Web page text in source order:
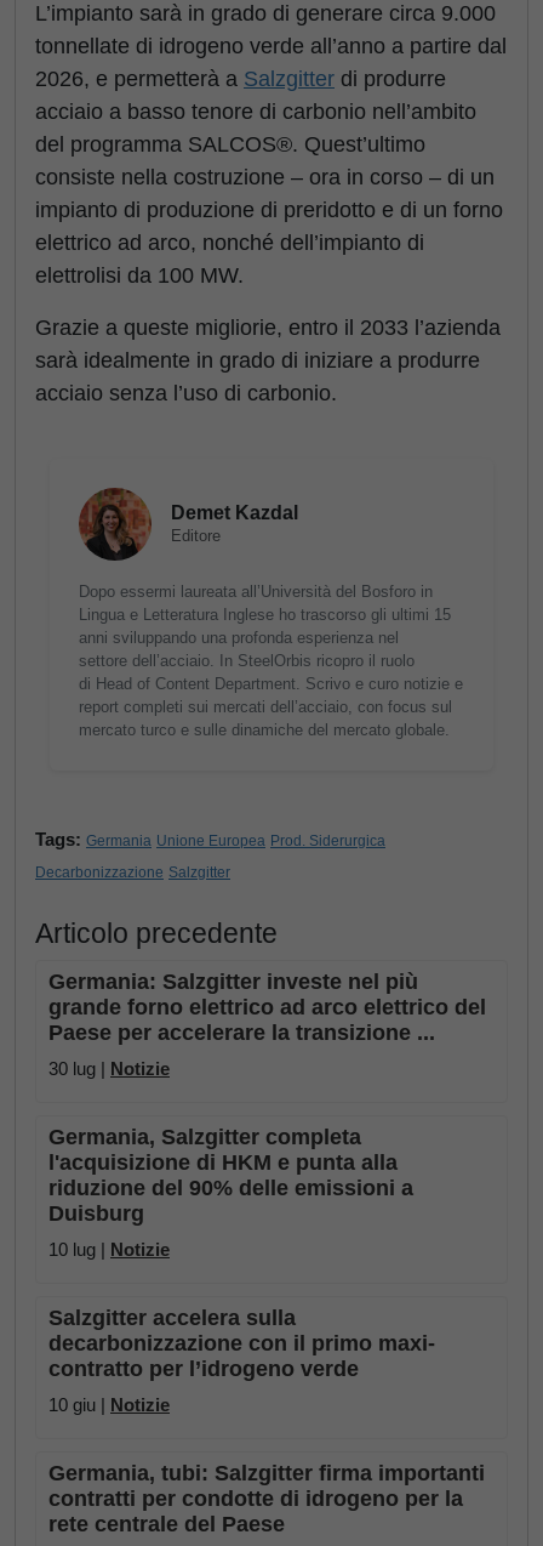
L’impianto sarà in grado di generare circa 9.000
tonnellate di idrogeno verde all’anno a partire dal
2026, e permetterà a Salzgitter di produrre
acciaio a basso tenore di carbonio nell’ambito
del programma SALCOS®. Quest’ultimo
consiste nella costruzione – ora in corso – di un
impianto di produzione di preridotto e di un forno
elettrico ad arco, nonché dell’impianto di
elettrolisi da 100 MW.
Grazie a queste migliorie, entro il 2033 l’azienda
sarà idealmente in grado di iniziare a produrre
acciaio senza l’uso di carbonio.
Demet Kazdal
Editore
Dopo essermi laureata all’Università del Bosforo in
Lingua e Letteratura Inglese ho trascorso gli ultimi 15
anni sviluppando una profonda esperienza nel
settore dell’acciaio. In SteelOrbis ricopro il ruolo
di Head of Content Department. Scrivo e curo notizie e
report completi sui mercati dell’acciaio, con focus sul
mercato turco e sulle dinamiche del mercato globale.
Tags: Germania Unione Europea Prod. Siderurgica
Decarbonizzazione Salzgitter
Articolo precedente
Germania: Salzgitter investe nel più
grande forno elettrico ad arco elettrico del
Paese per accelerare la transizione ...
30 lug | Notizie
Germania, Salzgitter completa
l'acquisizione di HKM e punta alla
riduzione del 90% delle emissioni a
Duisburg
10 lug | Notizie
Salzgitter accelera sulla
decarbonizzazione con il primo maxi-
contratto per l’idrogeno verde
10 giu | Notizie
Germania, tubi: Salzgitter firma importanti
contratti per condotte di idrogeno per la
rete centrale del Paese